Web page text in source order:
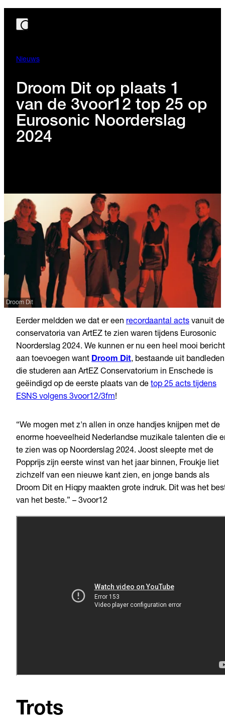
Nieuws
Droom Dit op plaats 1
van de 3voor12 top 25 op
Eurosonic Noorderslag
2024
Droom Dit
Eerder meldden we dat er een recordaantal acts vanuit de
conservatoria van ArtEZ te zien waren tijdens Eurosonic
Noorderslag 2024. We kunnen er nu een heel mooi bericht
aan toevoegen want Droom Dit, bestaande uit bandleden
die studeren aan ArtEZ Conservatorium in Enschede is
geëindigd op de eerste plaats van de top 25 acts tijdens
ESNS volgens 3voor12/3fm!
“We mogen met z'n allen in onze handjes knijpen met de
enorme hoeveelheid Nederlandse muzikale talenten die
te zien was op Noorderslag 2024. Joost sleepte met de
Popprijs zijn eerste winst van het jaar binnen, Froukje liet
zichzelf van een nieuwe kant zien, en jonge bands als
Droom Dit en Hiqpy maakten grote indruk. Dit was het
van het beste.” – 3voor12
Trots